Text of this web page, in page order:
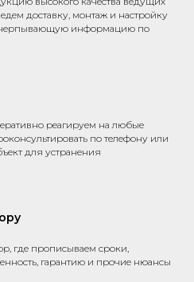
доставку, монтаж и настройку
информацию по
реагируем на любые
по телефону или
для устранения
где прописываем сроки,
гарантию и прочие нюансы